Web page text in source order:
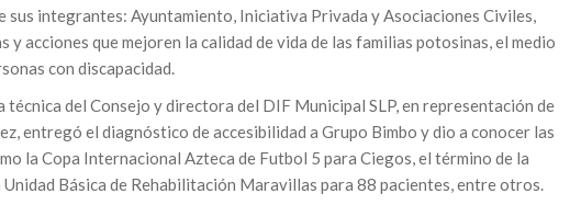
sus integrantes: Ayuntamiento, Iniciativa Privada y Asociaciones Civiles,
acciones que mejoren la calidad de vida de las familias potosinas, el medio
con discapacidad.
técnica del Consejo y directora del DIF Municipal SLP, en representación de
entregó el diagnóstico de accesibilidad a Grupo Bimbo y dio a conocer las
la Copa Internacional Azteca de Futbol 5 para Ciegos, el término de la
Básica de Rehabilitación Maravillas para 88 pacientes, entre otros.